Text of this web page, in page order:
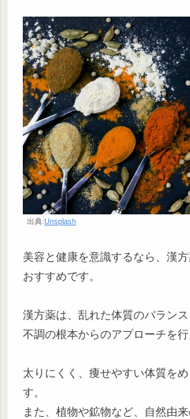
出典:Unsplash
美容と健康を意識するなら、漢
おすすめです。
漢方薬は、乱れた体質のバランス
不調の根本からのアプローチを行
太りにくく、痩せやすい体質を
す。
また、植物や鉱物など、自然由